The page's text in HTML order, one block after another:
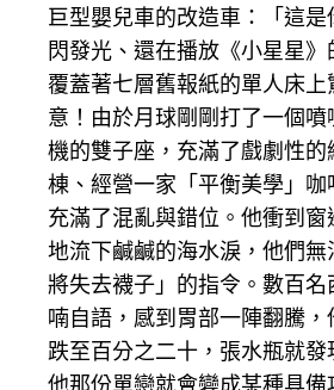
巨型嬰兒車的改造車：「這
閃發光、還在播放《小星星
覆蓋著七層舊報紙的單人床
意！由於月球剛剛打了一個
機的雙子座，充滿了戲劇性
棟、經營一家「平衡美學」
充滿了混亂與錯位。他衝到
地流下鹹鹹的海水淚，他們
將失去襪子」的指令。數百名
喃自語，感到胃部一陣翻騰
跌至百分之二十，張水瓶就
他那份單戀就會變成某種具